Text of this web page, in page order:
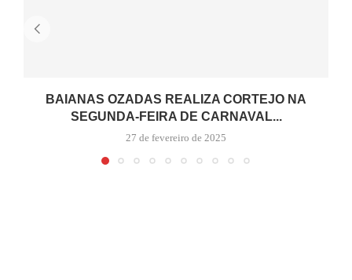
BAIANAS OZADAS REALIZA CORTEJO NA
SEGUNDA-FEIRA DE CARNAVAL...
27 de fevereiro de 2025